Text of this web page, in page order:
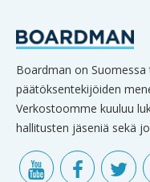
Boardman on
päätöksentekijöiden
Verkostoomme kuuluu
hallitusten jäseniä sekä